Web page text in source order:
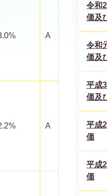
A
A
令和
価及
令和
価及
平成
価及
平成
価
平成
価